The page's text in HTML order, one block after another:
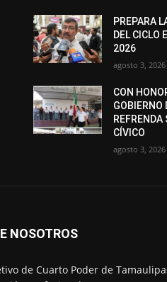
PREPARA
DEL CICLO
2026
agosto 3, 2026
CON
GOBIERNO
CÍVICO
agosto 3, 2026
NOSOTROS
de Cuarto Poder de